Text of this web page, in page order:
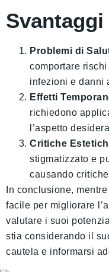
Problemi di
comportare
infezioni e danni
Effetti
richiedono
l’aspetto
Critiche
stigmatizzato e
causando
In conclusione,
facile per migliorare
valutare i suoi
stia considerando il
cautela e informarsi